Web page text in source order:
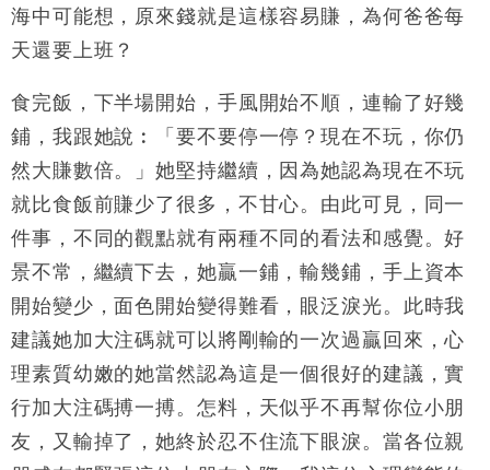
海中可能想，原來錢就是這樣容易賺，為何爸爸每
天還要上班？
食完飯，下半場開始，手風開始不順，連輸了好幾
鋪，我跟她說︰「要不要停一停？現在不玩，你仍
然大賺數倍。」她堅持繼續，因為她認為現在不玩
就比食飯前賺少了很多，不甘心。由此可見，同一
件事，不同的觀點就有兩種不同的看法和感覺。好
景不常，繼續下去，她贏一鋪，輸幾鋪，手上資本
開始變少，面色開始變得難看，眼泛淚光。此時我
建議她加大注碼就可以將剛輸的一次過贏回來，心
理素質幼嫩的她當然認為這是一個很好的建議，實
行加大注碼搏一搏。怎料，天似乎不再幫你位小朋
友，又輸掉了，她終於忍不住流下眼淚。當各位親